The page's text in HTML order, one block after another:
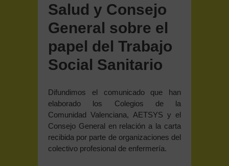
Salud y Consejo
General sobre el
papel del Trabajo
Social Sanitario
Difundimos el comunicado que han
elaborado los Colegios de la
Comunidad Valenciana, AETSYS y el
Consejo General en relación a la carta
recibida por parte de organizaciones del
colectivo profesional de enfermería.